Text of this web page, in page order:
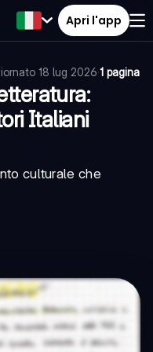
Apri l'app
18 lug 2026·1 pagina
Italiani
culturale che